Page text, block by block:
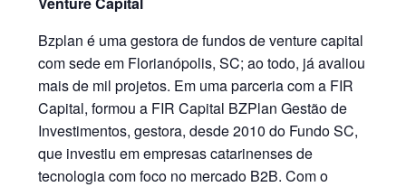
Bzplan é uma gestora de fundos de venture capital
com sede em Florianópolis, SC; ao todo, já avaliou
mais de mil projetos. Em uma parceria com a FIR
Capital, formou a FIR Capital BZPlan Gestão de
Investimentos, gestora, desde 2010 do Fundo SC,
que investiu em empresas catarinenses de
tecnologia com foco no mercado B2B. Com o